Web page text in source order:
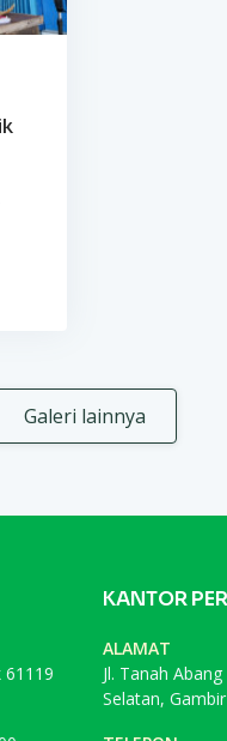
Galeri lainnya
61119
KANTOR
ALAMAT
Jl. Tanah
Selatan,